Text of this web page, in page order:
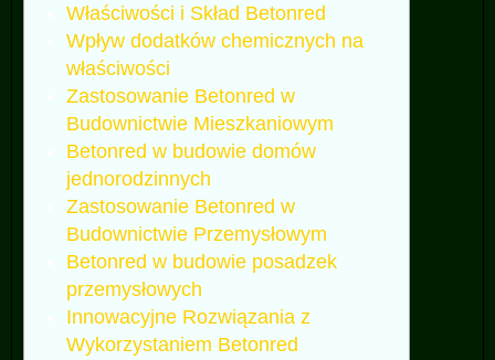
Właściwości i Skład Betonred
Wpływ dodatków chemicznych na
właściwości
Zastosowanie Betonred w
Budownictwie Mieszkaniowym
Betonred w budowie domów
jednorodzinnych
Zastosowanie Betonred w
Budownictwie Przemysłowym
Betonred w budowie posadzek
przemysłowych
Innowacyjne Rozwiązania z
Wykorzystaniem Betonred